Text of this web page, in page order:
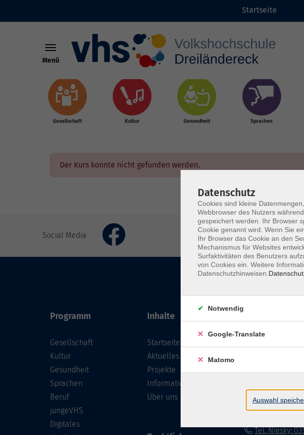
Skip to main content
Startseite
Menü
Gesellschaft Kultur Gesundheit Sprachen
Der Kurs konnte nicht gefunden werden.
Social Media
Programm
Gesellschaft
Kultur
Gesundheit
Sprachen
Beruf
jungeVHS
Digitales
Inhalte
Startseite
Aktuelles
Projekte
Informationen
Über uns
info@vhs-
Tel. Löbau:
Tel. Zittau:
Tel. Niesky:
Datenschutz
Cookies sind kleine
Webbrowser des Nutzers
gespeichert werden. Ihr Browser
Cookie genannt wird. Wenn Sie
Ihr Browser das Cookie an den
Mechanismus für Websites
Surfaktivitäten des Benutzers
von Cookies ein. Weitere
Datenschutzhinweisen.
Notwendig
Google-Translate
Matomo
Auswahl